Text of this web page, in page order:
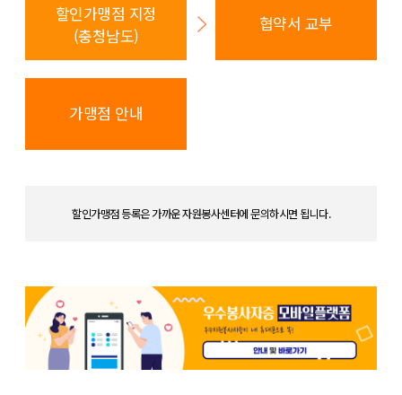
할인가맹점 지정
(충청남도)
협약서 교부
가맹점 안내
할인가맹점 등록은 가까운 자원봉사센터에 문의하시면 됩니다.